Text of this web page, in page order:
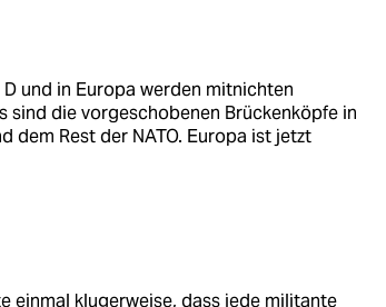
und in Europa werden mitnichten
sind die vorgeschobenen Brückenköpfe in
dem Rest der NATO. Europa ist jetzt
einmal klugerweise, dass jede militante